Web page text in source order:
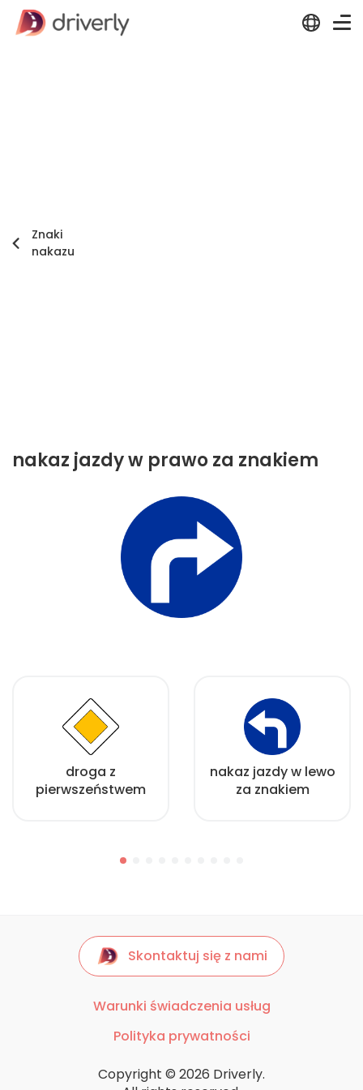
Znaki
nakazu
nakaz jazdy w prawo za znakiem
droga z
pierwszeństwem
nakaz jazdy w lewo
za znakiem
Skontaktuj się z nami
Warunki świadczenia usług
Polityka prywatności
Copyright © 2026 Driverly.